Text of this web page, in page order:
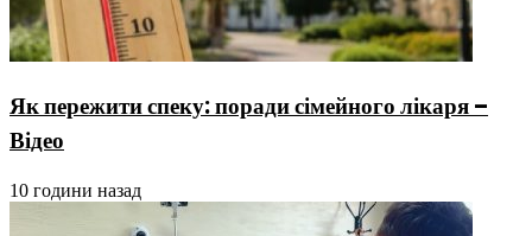
Як пережити спеку: поради сімейного лікаря –
Відео
10 години назад